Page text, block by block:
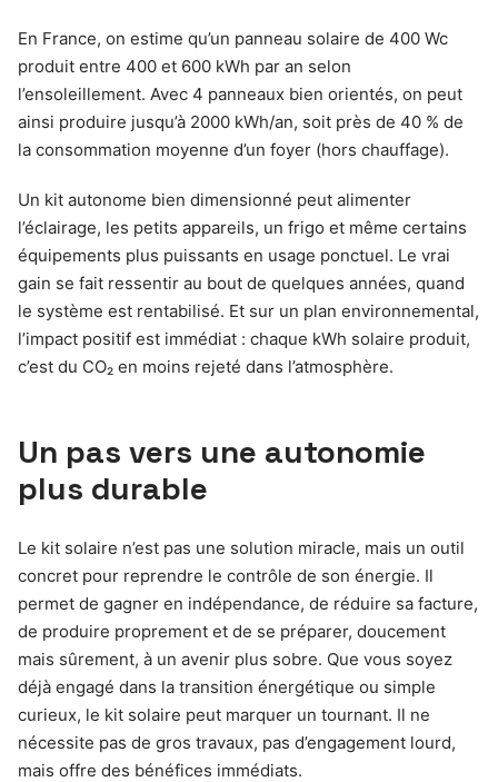
En France, on estime qu’un panneau solaire de 400 Wc
produit entre 400 et 600 kWh par an selon
l’ensoleillement. Avec 4 panneaux bien orientés, on peut
ainsi produire jusqu’à 2000 kWh/an, soit près de 40 % de
la consommation moyenne d’un foyer (hors chauffage).
Un kit autonome bien dimensionné peut alimenter
l’éclairage, les petits appareils, un frigo et même certains
équipements plus puissants en usage ponctuel. Le vrai
gain se fait ressentir au bout de quelques années, quand
le système est rentabilisé. Et sur un plan environnemental,
l’impact positif est immédiat : chaque kWh solaire produit,
c’est du CO₂ en moins rejeté dans l’atmosphère.
Un pas vers une autonomie
plus durable
Le kit solaire n’est pas une solution miracle, mais un outil
concret pour reprendre le contrôle de son énergie. Il
permet de gagner en indépendance, de réduire sa facture,
de produire proprement et de se préparer, doucement
mais sûrement, à un avenir plus sobre. Que vous soyez
déjà engagé dans la transition énergétique ou simple
curieux, le kit solaire peut marquer un tournant. Il ne
nécessite pas de gros travaux, pas d’engagement lourd,
mais offre des bénéfices immédiats.